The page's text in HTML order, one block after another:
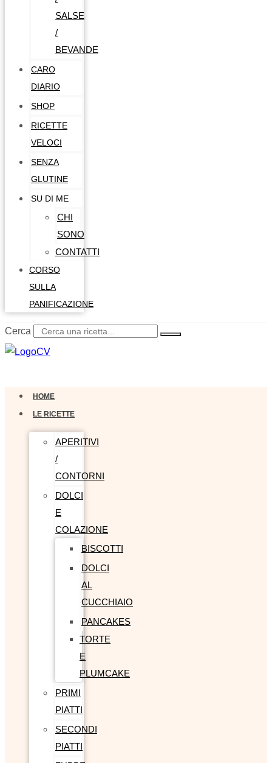
SALSE
/
BEVANDE
CARO
DIARIO
SHOP
RICETTE
VELOCI
SENZA
GLUTINE
SU DI ME
CHI
SONO
CONTATTI
CORSO
SULLA
PANIFICAZIONE
Cerca
HOME
LE RICETTE
APERITIVI
/
CONTORNI
DOLCI
E
COLAZIONE
BISCOTTI
DOLCI
AL
CUCCHIAIO
PANCAKES
TORTE
E
PLUMCAKE
PRIMI
PIATTI
SECONDI
PIATTI